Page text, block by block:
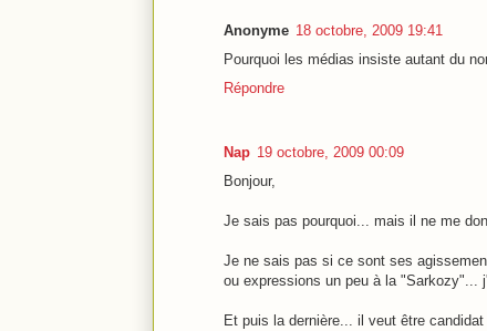
Anonyme 18 octobre, 2009 19:41
Pourquoi les médias insiste autant du
Répondre
Nap 19 octobre, 2009 00:09
Bonjour,
Je sais pas pourquoi... mais il ne me
Je ne sais pas si ce sont ses
ou expressions un peu à la "Sarkozy"...
Et puis la dernière... il veut être